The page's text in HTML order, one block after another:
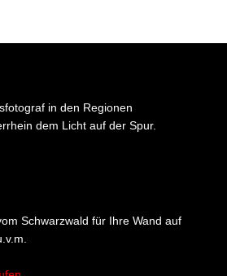
in den Regionen
dem Licht auf der Spur.
Schwarzwald für Ihre Wand auf